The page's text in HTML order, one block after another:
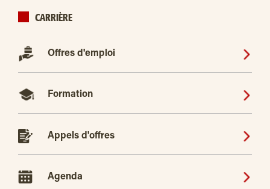
CARRIÈRE
Offres d'emploi
Formation
Appels d'offres
Agenda